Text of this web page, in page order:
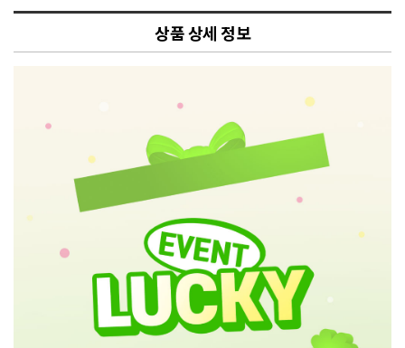
상품 상세 정보